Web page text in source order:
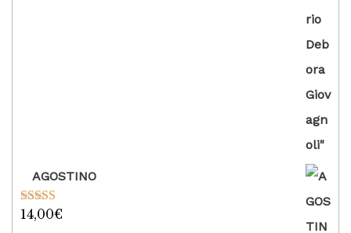
AGOSTINO
Valutato
14,00€